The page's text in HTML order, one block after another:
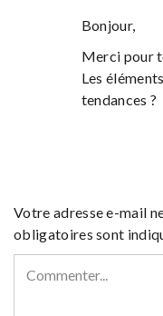
Bonjour,
Merci pour
Les
tendances ?
Votre adresse e-mail
obligatoires sont